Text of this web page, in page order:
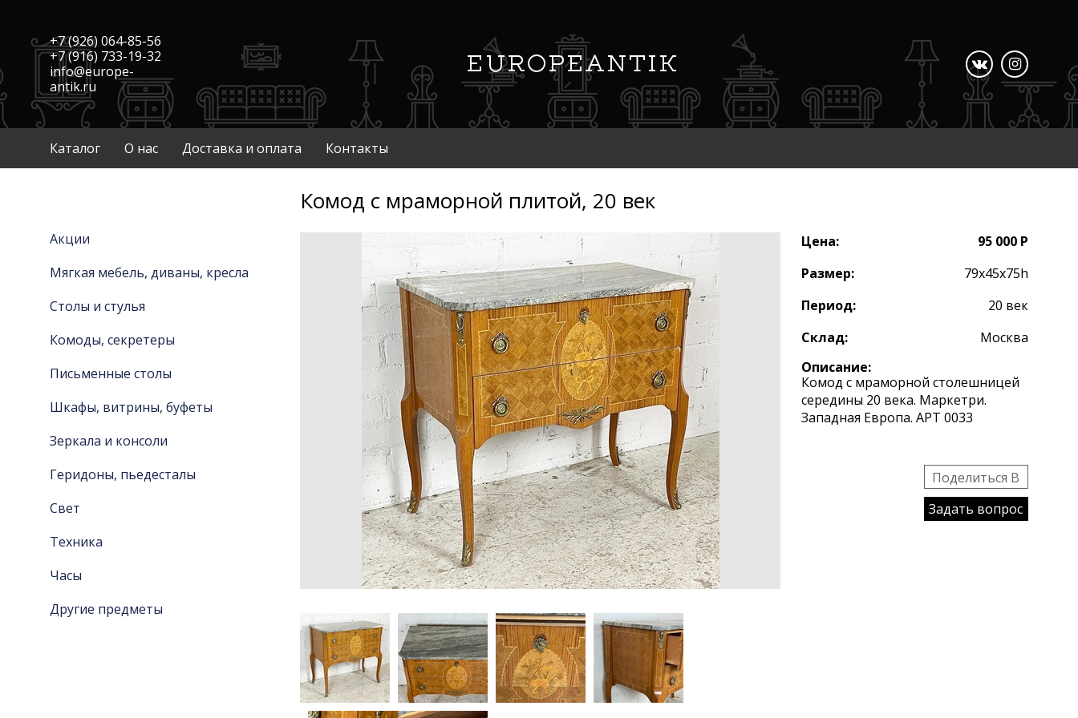
+7 (926) 064-85-56
+7 (916) 733-19-32
info@europe-
antik.ru
Каталог О нас Доставка и оплата Контакты
Акции
Мягкая мебель, диваны, кресла
Столы и стулья
Комоды, секретеры
Письменные столы
Шкафы, витрины, буфеты
Зеркала и консоли
Геридоны, пьедесталы
Свет
Техника
Часы
Другие предметы
Комод с мраморной плитой, 20 век
Цена:
95 000 Р
Размер:
79х45х75h
Период:
20 век
Склад:
Москва
Описание:
Комод с мраморной столешницей
середины 20 века. Маркетри.
Западная Европа. АРТ 0033
Поделиться B
Задать вопрос